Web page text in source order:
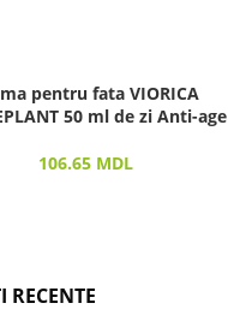
pentru fata VIORICA
50 ml de zi Anti-age
106.65 MDL
RECENTE